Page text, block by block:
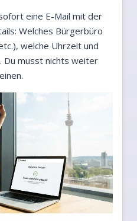
eine E-Mail mit der
Welches Bürgerbüro
welche Uhrzeit und
Du musst nichts weiter